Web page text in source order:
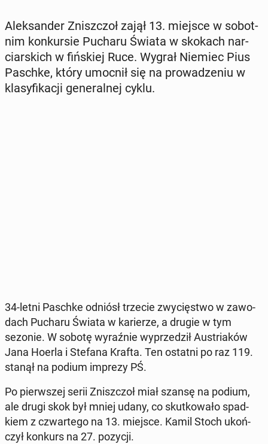
Alek­san­der Znisz­czoł zajął 13. miejsce w so­bot­
nim kon­kur­sie Pucharu Świata w skokach nar­
ciar­skich w fiń­skiej Ruce. Wygrał Niemiec Pius
Paschke, który umocnił się na pro­wa­dze­niu w
kla­sy­fi­ka­cji ge­ne­ral­nej cyklu.
34-letni Paschke odniósł trzecie zwy­cię­stwo w za­wo­
dach Pucharu Świata w ka­rie­rze, a drugie w tym
sezonie. W sobotę wy­raź­nie wy­prze­dził Au­stria­ków
Jana Hoerla i Stefana Krafta. Ten ostatni po raz 119.
stanął na podium imprezy PŚ.
Po pierw­szej serii Znisz­czoł miał szansę na podium,
ale drugi skok był mniej udany, co skut­ko­wa­ło spad­
kiem z czwar­te­go na 13. miejsce. Kamil Stoch ukoń­
czył konkurs na 27. pozycji.